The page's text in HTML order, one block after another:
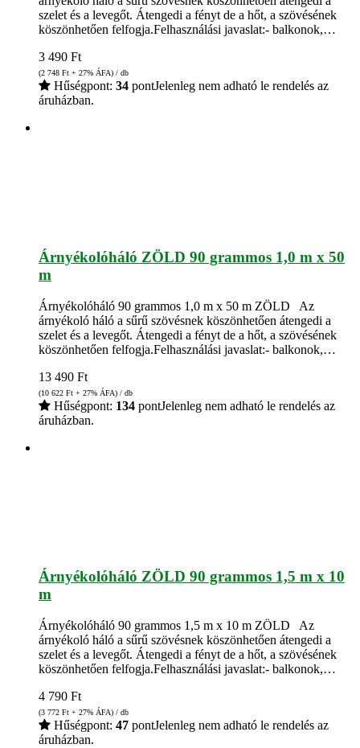
szelet és a levegőt. Átengedi a fényt de a hőt, a szövésének
köszönhetően felfogja.Felhasználási javaslat:- balkonok,…
3 490 Ft
(2 748 Ft + 27% ÁFA) / db
Hűségpont: 34 pontJelenleg nem adható le rendelés az
áruházban.
Árnyékolóháló ZÖLD 90 grammos 1,0 m x 50
m
Árnyékolóháló 90 grammos 1,0 m x 50 m ZÖLD Az
árnyékoló háló a sűrű szövésnek köszönhetően átengedi a
szelet és a levegőt. Átengedi a fényt de a hőt, a szövésének
köszönhetően felfogja.Felhasználási javaslat:- balkonok,…
13 490 Ft
(10 622 Ft + 27% ÁFA) / db
Hűségpont: 134 pontJelenleg nem adható le rendelés az
áruházban.
Árnyékolóháló ZÖLD 90 grammos 1,5 m x 10
m
Árnyékolóháló 90 grammos 1,5 m x 10 m ZÖLD Az
árnyékoló háló a sűrű szövésnek köszönhetően átengedi a
szelet és a levegőt. Átengedi a fényt de a hőt, a szövésének
köszönhetően felfogja.Felhasználási javaslat:- balkonok,…
4 790 Ft
(3 772 Ft + 27% ÁFA) / db
Hűségpont: 47 pontJelenleg nem adható le rendelés az
áruházban.